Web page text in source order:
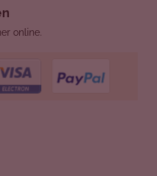
online.